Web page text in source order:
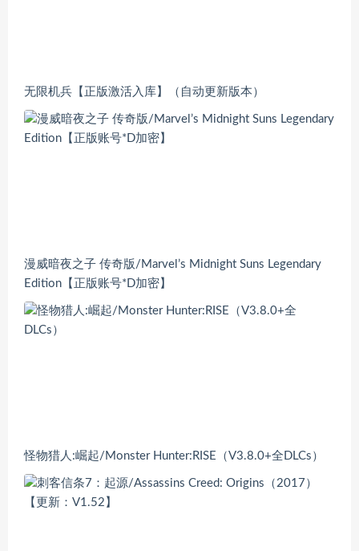
无限机兵【正版激活入库】（自动更新版本）
漫威暗夜之子 传奇版/Marvel’s Midnight Suns Legendary
Edition【正版账号*D加密】
怪物猎人:崛起/Monster Hunter:RISE（V3.8.0+全DLCs）